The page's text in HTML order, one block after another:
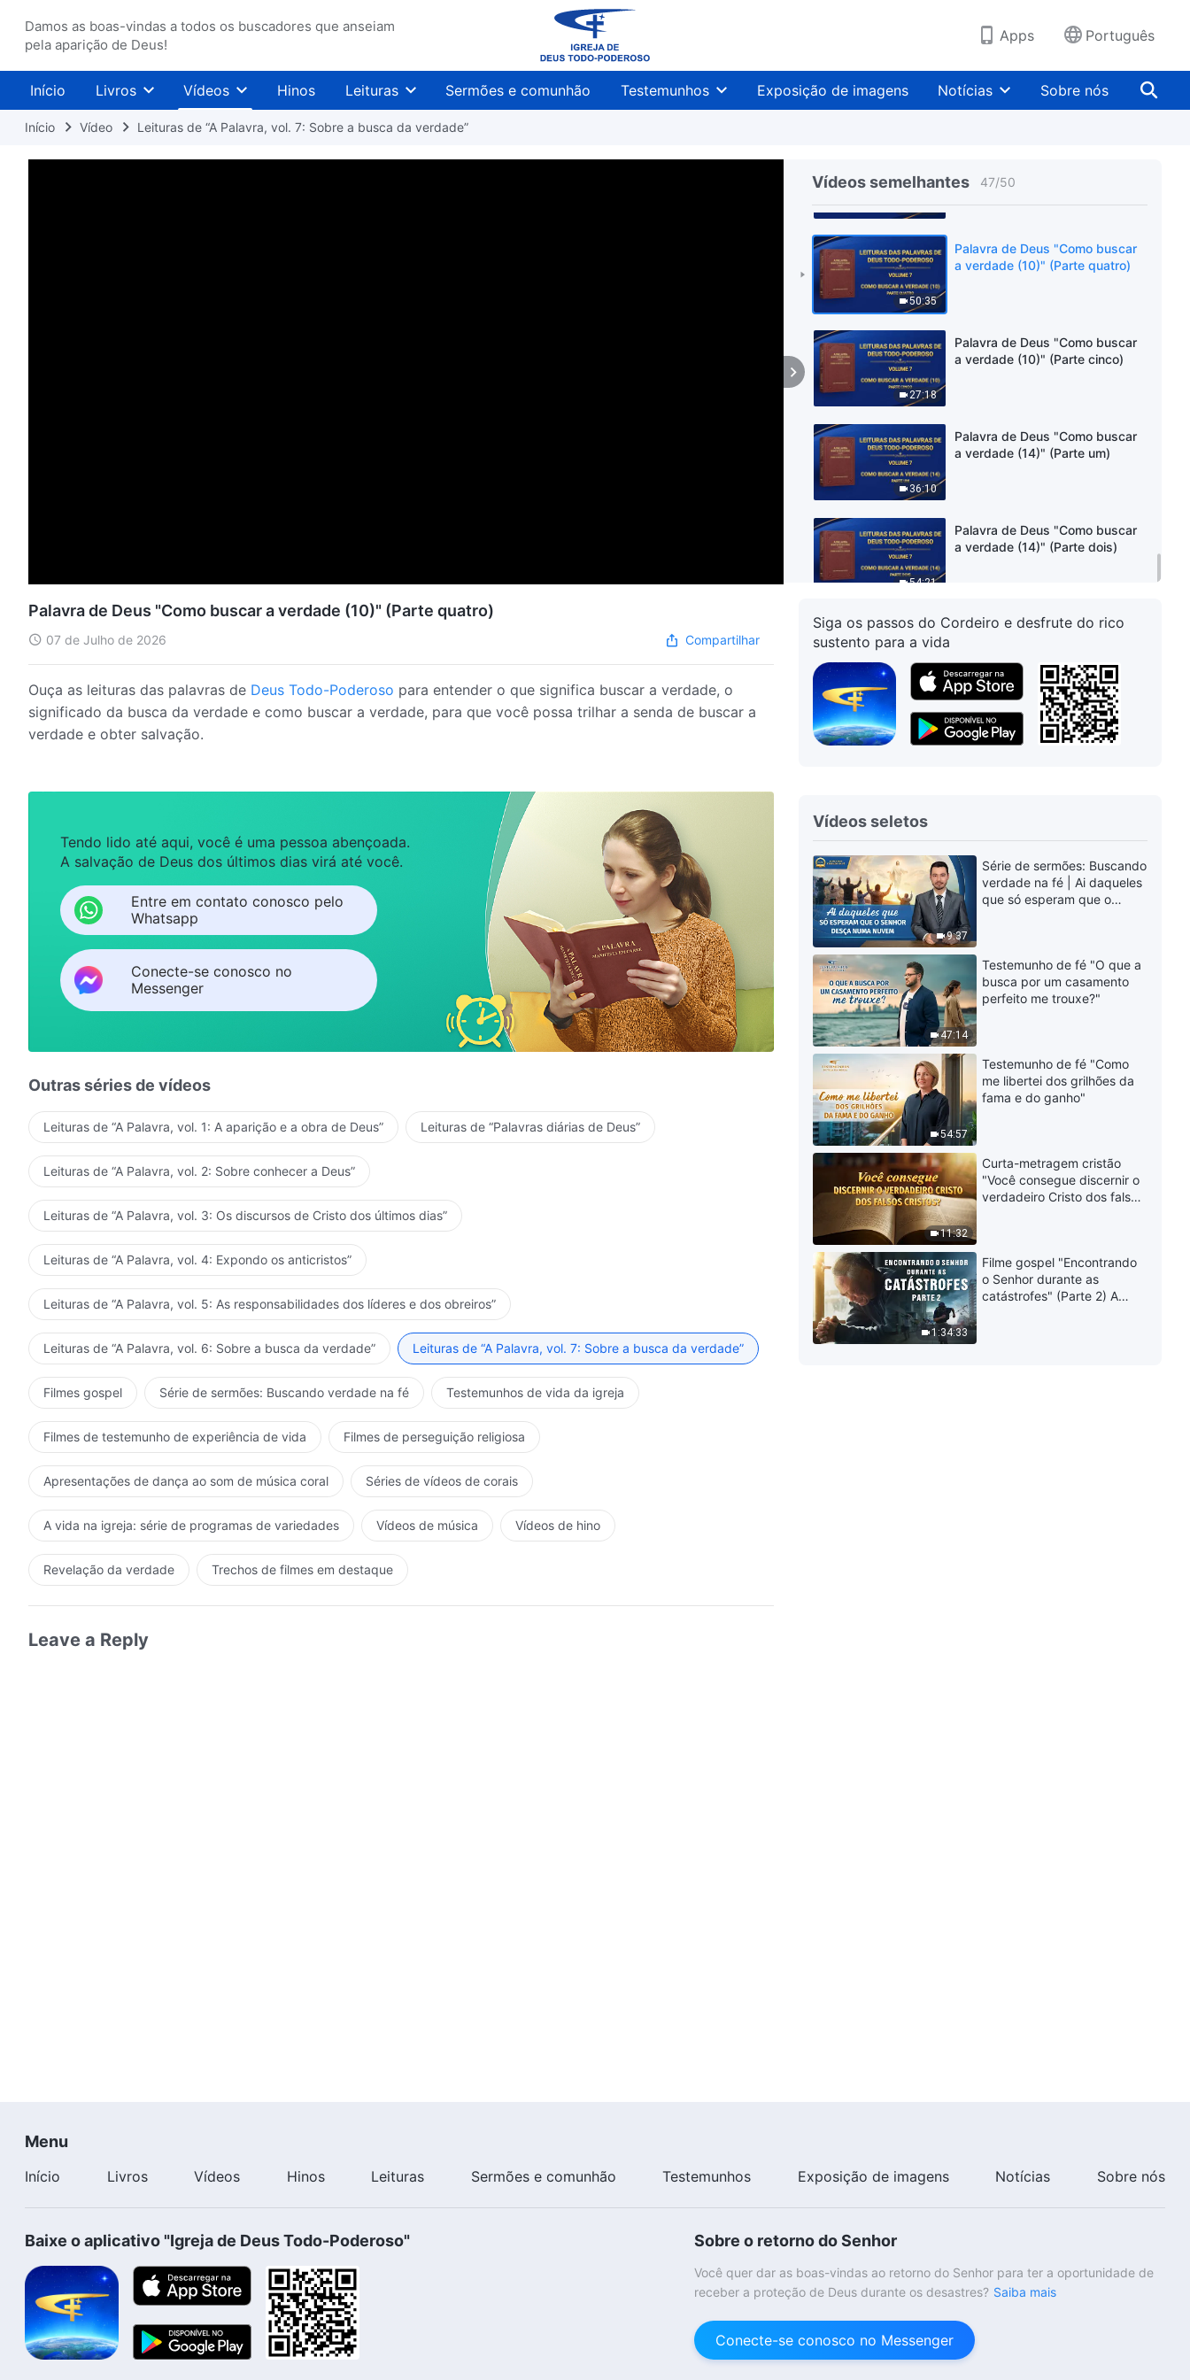
Damos as boas-vindas a todos os buscadores que anseiam
pela aparição de Deus!
Apps Português
Início Livros Vídeos Hinos Leituras Sermões e comunhão Testemunhos Exposição de imagens Notícias Sobre nós
Início Vídeo Leituras de “A Palavra, vol. 7: Sobre a busca da verdade”
Vídeos semelhantes 47/50
37:39
38:50
50:35
Palavra de Deus "Como buscar
a verdade (10)" (Parte quatro)
27:18
Palavra de Deus "Como buscar
a verdade (10)" (Parte cinco)
36:10
Palavra de Deus "Como buscar
a verdade (14)" (Parte um)
54:21
Palavra de Deus "Como buscar
a verdade (14)" (Parte dois)
Palavra de Deus "Como buscar a verdade (10)" (Parte quatro)
07 de Julho de 2026 Compartilhar
Ouça as leituras das palavras de Deus Todo-Poderoso para entender o que significa buscar a verdade, o
significado da busca da verdade e como buscar a verdade, para que você possa trilhar a senda de buscar a
verdade e obter salvação.
Tendo lido até aqui, você é uma pessoa abençoada.
A salvação de Deus dos últimos dias virá até você.
Entre em contato conosco pelo
Whatsapp
Conecte-se conosco no
Messenger
Outras séries de vídeos
Leituras de “A Palavra, vol. 1: A aparição e a obra de Deus” Leituras de “Palavras diárias de Deus”
Leituras de “A Palavra, vol. 2: Sobre conhecer a Deus”
Leituras de “A Palavra, vol. 3: Os discursos de Cristo dos últimos dias”
Leituras de “A Palavra, vol. 4: Expondo os anticristos”
Leituras de “A Palavra, vol. 5: As responsabilidades dos líderes e dos obreiros”
Leituras de “A Palavra, vol. 6: Sobre a busca da verdade” Leituras de “A Palavra, vol. 7: Sobre a busca da verdade”
Filmes gospel Série de sermões: Buscando verdade na fé Testemunhos de vida da igreja
Filmes de testemunho de experiência de vida Filmes de perseguição religiosa
Apresentações de dança ao som de música coral Séries de vídeos de corais
A vida na igreja: série de programas de variedades Vídeos de música Vídeos de hino
Revelação da verdade Trechos de filmes em destaque
Leave a Reply
Siga os passos do Cordeiro e desfrute do rico
sustento para a vida
Vídeos seletos
9:37
Série de sermões: Buscando
verdade na fé | Ai daqueles
que só esperam que o
47:14
Testemunho de fé "O que a
busca por um casamento
perfeito me trouxe?"
54:57
Testemunho de fé "Como
me libertei dos grilhões da
fama e do ganho"
11:32
Curta-metragem cristão
"Você consegue discernir o
verdadeiro Cristo dos falsos
1:34:33
Filme gospel "Encontrando
o Senhor durante as
catástrofes" (Parte 2) A
Menu
Início Livros Vídeos Hinos Leituras Sermões e comunhão Testemunhos Exposição de imagens Notícias Sobre nós
Baixe o aplicativo "Igreja de Deus Todo-Poderoso" Sobre o retorno do Senhor
Você quer dar as boas-vindas ao retorno do Senhor para ter a oportunidade de
receber a proteção de Deus durante os desastres? Saiba mais
Conecte-se conosco no Messenger